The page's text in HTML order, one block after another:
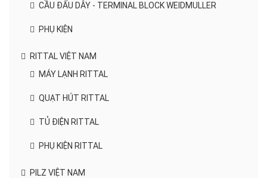
CẦU ĐẤU DÂY - TERMINAL BLOCK WEIDMULLER
PHỤ KIỆN
RITTAL VIỆT NAM
MÁY LẠNH RITTAL
QUẠT HÚT RITTAL
TỦ ĐIỆN RITTAL
PHỤ KIỆN RITTAL
PILZ VIỆT NAM